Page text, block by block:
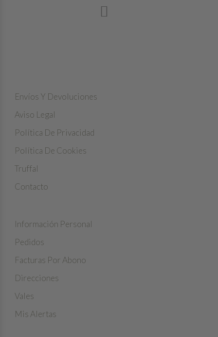
Envíos Y Devoluciones
Aviso Legal
Política De Privacidad
Política De Cookies
Truffal
Contacto
Información Personal
Pedidos
Facturas Por Abono
Direcciones
Vales
Mis Alertas